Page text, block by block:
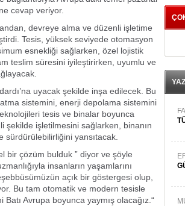
cevap veriyor.
devreye alma ve düzenli işletime
Tesis, yüksek seviyede otomasyon
esnekliği sağlarken, özel lojistik
teslim süresini iyileştirirken, uyumlu ve
uyacak şekilde inşa edilecek. Bu
sistemini, enerji depolama sistemini
tesis ve binalar boyunca
şekilde işletilmesini sağlarken, binanın
yansıtacak.
bir çözüm bulduk ” diyor ve şöyle
insanların yaşamlarını
açık bir göstergesi olup,
Bu tam otomatik ve modern tesisle
Avrupa boyunca yaymış olacağız.“